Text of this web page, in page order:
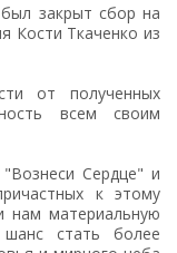
закрыт сбор на
Кости Ткаченко из
от полученных
всем своим
Сердце" и
к этому
нам материальную
стать более